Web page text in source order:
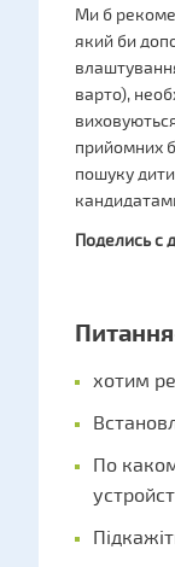
Ми б
який би
варто),
прийомних
пошуку
Поделись с
хотим
По